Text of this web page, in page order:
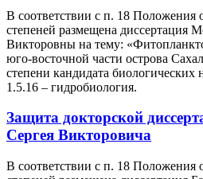
В соответствии с п. 18
степеней размещена диссертация
Викторовны на тему:
юго-восточной части острова
степени кандидата биологических
1.5.16 – гидробиология.
Защита докторской
Сергея Викторовича
В соответствии с п. 18